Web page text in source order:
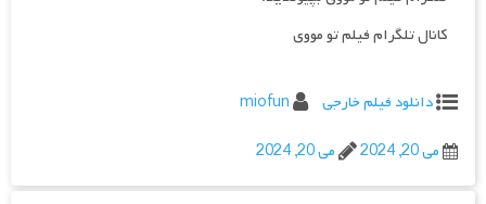
کانال تلگرام فیلم تو مووی
دانلود فیلم خارجی
miofun
می 20, 2024
می 20, 2024